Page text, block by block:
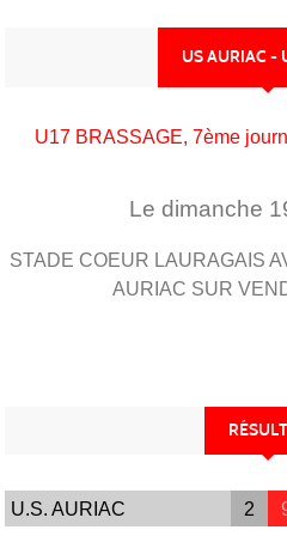
US AURIAC -
U17 BRASSAGE, 7ème
Le dimanche
STADE COEUR LAURAGAIS
AURIAC SUR
U.S. AURIAC 2